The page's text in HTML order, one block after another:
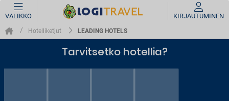
VALIKKO KIRJAUTUMINEN
Hotelliketjut LEADING HOTELS
Tarvitsetko hotellia?